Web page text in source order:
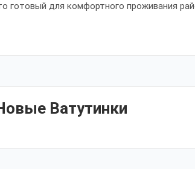
готовый для комфортного проживания
Ватутинки